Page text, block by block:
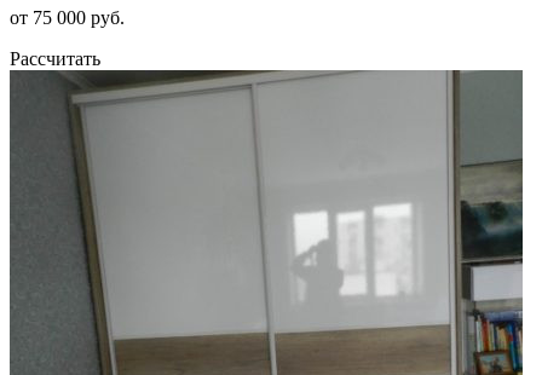
от 75 000 руб.
Рассчитать